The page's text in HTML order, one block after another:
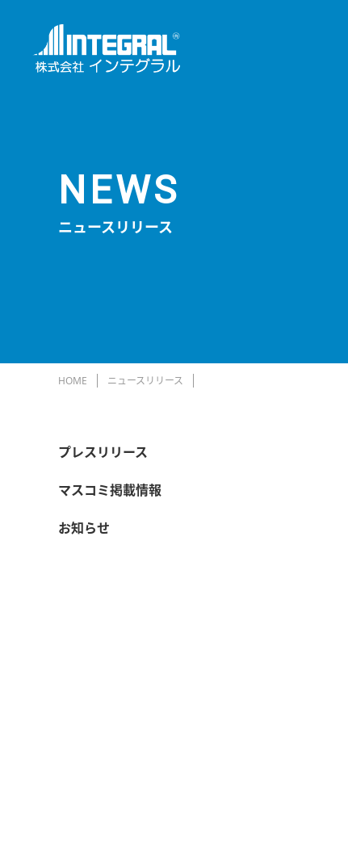
NEWS
ニュースリリース
HOME ニュースリリース
プレスリリース
マスコミ掲載情報
お知らせ